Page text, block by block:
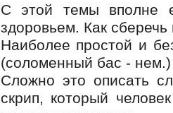
С этой темы вполне
здоровьем. Как сберечь
Наиболее простой и
(соломенный бас - нем.)
Сложно это описать
скрип, который